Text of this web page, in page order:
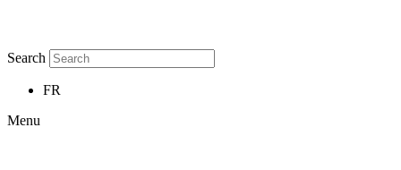
Search
FR
Menu